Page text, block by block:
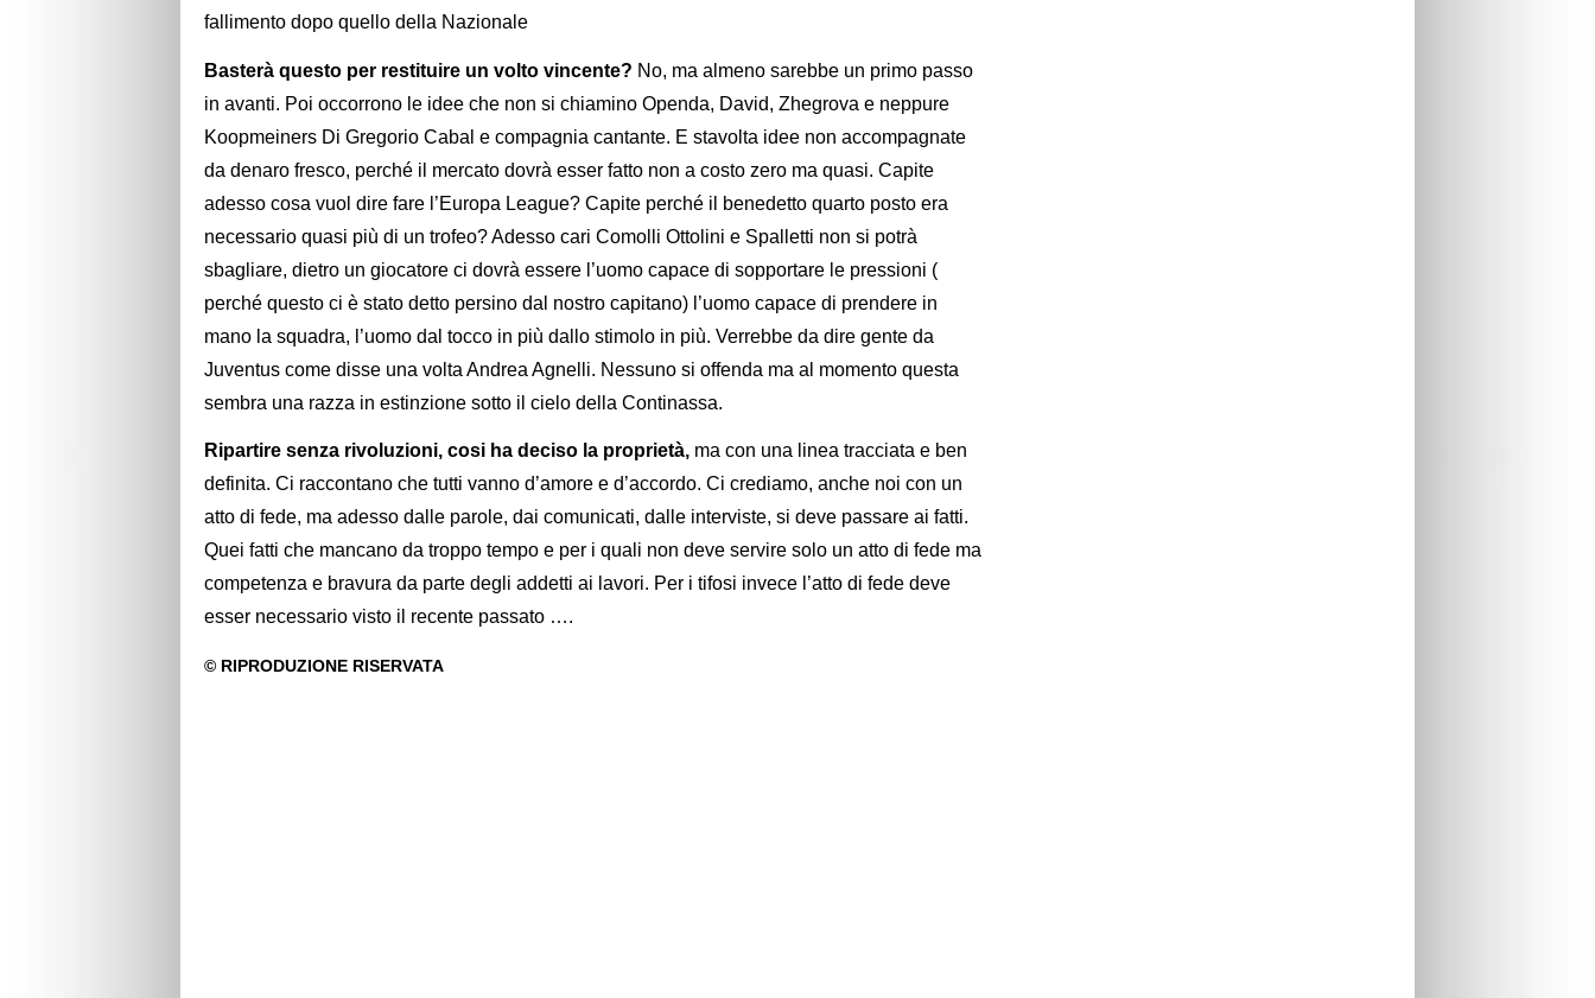
fallimento dopo quello della Nazionale
Basterà questo per restituire un volto vincente? No, ma almeno sarebbe un primo passo
in avanti. Poi occorrono le idee che non si chiamino Openda, David, Zhegrova e neppure
Koopmeiners Di Gregorio Cabal e compagnia cantante. E stavolta idee non accompagnate
da denaro fresco, perché il mercato dovrà esser fatto non a costo zero ma quasi. Capite
adesso cosa vuol dire fare l’Europa League? Capite perché il benedetto quarto posto era
necessario quasi più di un trofeo? Adesso cari Comolli Ottolini e Spalletti non si potrà
sbagliare, dietro un giocatore ci dovrà essere l’uomo capace di sopportare le pressioni (
perché questo ci è stato detto persino dal nostro capitano) l’uomo capace di prendere in
mano la squadra, l’uomo dal tocco in più dallo stimolo in più. Verrebbe da dire gente da
Juventus come disse una volta Andrea Agnelli. Nessuno si offenda ma al momento questa
sembra una razza in estinzione sotto il cielo della Continassa.
Ripartire senza rivoluzioni, cosi ha deciso la proprietà, ma con una linea tracciata e ben
definita. Ci raccontano che tutti vanno d’amore e d’accordo. Ci crediamo, anche noi con un
atto di fede, ma adesso dalle parole, dai comunicati, dalle interviste, si deve passare ai fatti.
Quei fatti che mancano da troppo tempo e per i quali non deve servire solo un atto di fede ma
competenza e bravura da parte degli addetti ai lavori. Per i tifosi invece l’atto di fede deve
esser necessario visto il recente passato ….